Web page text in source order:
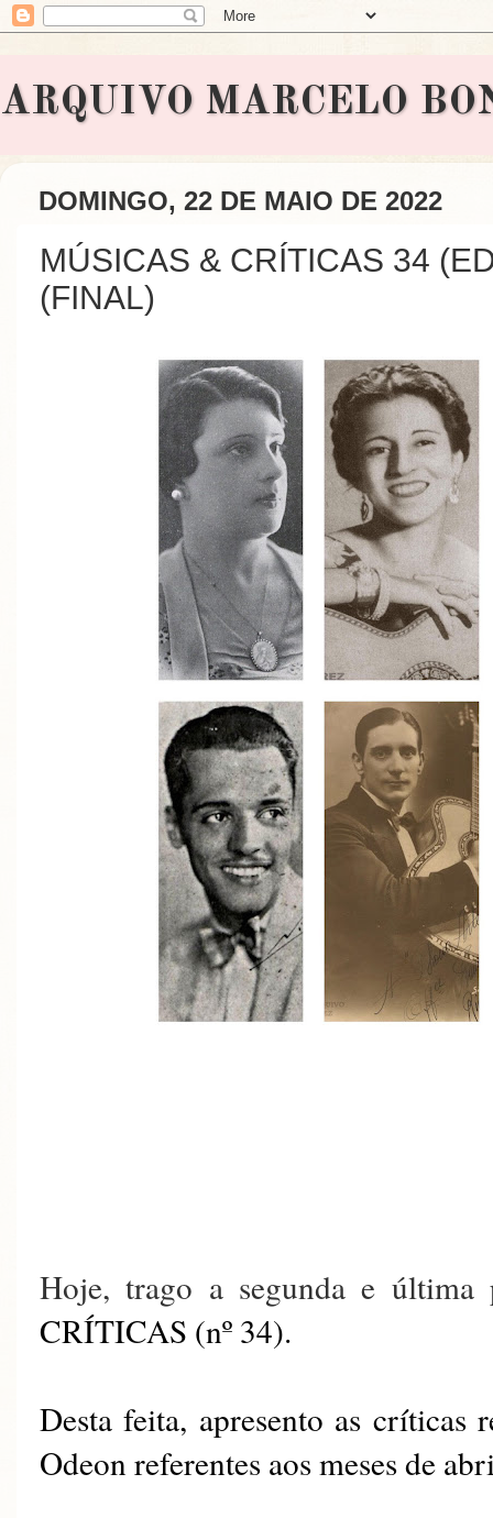
ARQUIVO MARCELO
DOMINGO, 22 DE MAIO DE 2022
MÚSICAS & CRÍTICAS 34
(FINAL)
Hoje, trago a segunda e
CRÍTICAS (nº 34).
Desta feita, apresento as críticas
Odeon referentes aos meses de